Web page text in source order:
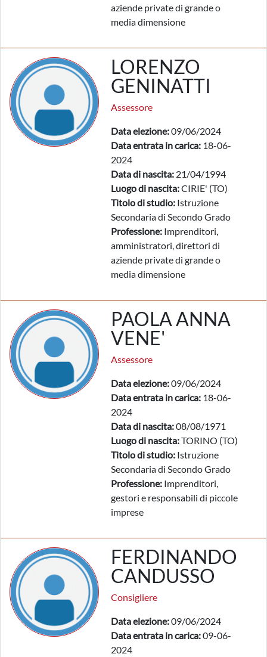
aziende private di grande o
media dimensione
LORENZO
GENINATTI
Assessore
Data elezione:09/06/2024
Data entrata in carica: 18-06-
2024
Data di nascita: 21/04/1994
Luogo di nascita:CIRIE' (TO)
Titolo di studio: Istruzione
Secondaria di Secondo Grado
Professione: Imprenditori,
amministratori, direttori di
aziende private di grande o
media dimensione
PAOLA ANNA
VENE'
Assessore
Data elezione:09/06/2024
Data entrata in carica: 18-06-
2024
Data di nascita:08/08/1971
Luogo di nascita:TORINO (TO)
Titolo di studio: Istruzione
Secondaria di Secondo Grado
Professione: Imprenditori,
gestori e responsabili di piccole
imprese
FERDINANDO
CANDUSSO
Consigliere
Data elezione:09/06/2024
Data entrata in carica:09-06-
2024